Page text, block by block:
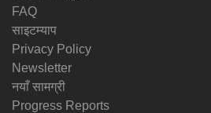
FAQ
साइटम्याप
Privacy Policy
Newsletter
नयाँ सामग्री
Progress Reports